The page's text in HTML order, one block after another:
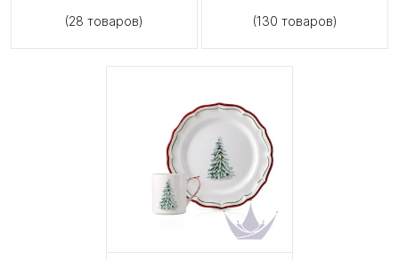
(28 товаров) (130 товаров)